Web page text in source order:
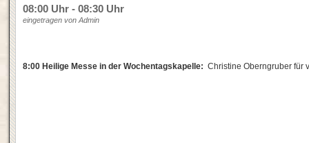
08:00 Uhr - 08:30 Uhr
eingetragen von Admin
8:00 Heilige Messe in der Wochentagskapelle: Christine Oberngruber für